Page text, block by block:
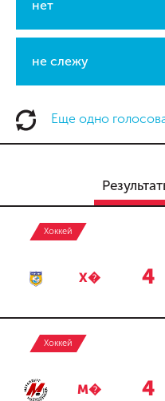
нет
не слежу
Еще одно
Хоккей
Х� 4
Хоккей
М� 4